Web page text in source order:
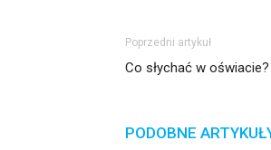
Poprzedni artykuł
Co słychać w oświacie?
PODOBNE